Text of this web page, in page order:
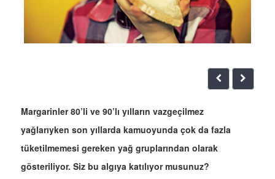
Margarinler 80’li ve 90’lı yılların vazgeçilmez
yağlarıyken son yıllarda kamuoyunda çok da fazla
tüketilmemesi gereken yağ gruplarından olarak
gösteriliyor. Siz bu algıya katılıyor musunuz?